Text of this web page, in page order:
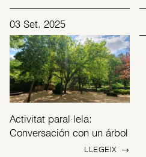
03 Set. 2025
Activitat paral·lela:
Conversación con un árbol
LLEGEIX →